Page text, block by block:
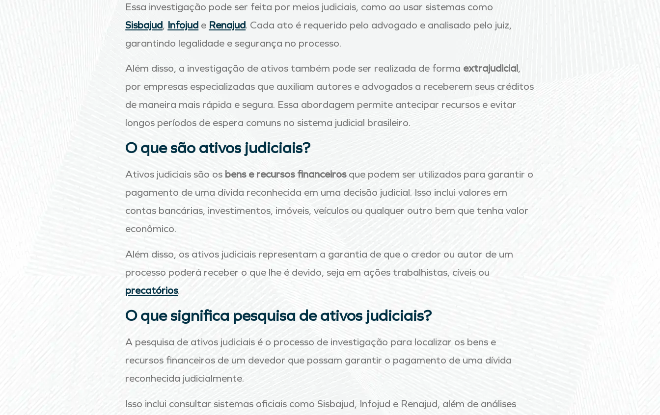
Essa investigação pode ser feita por meios judiciais, como ao usar sistemas como
Sisbajud, Infojud e Renajud. Cada ato é requerido pelo advogado e analisado pelo juiz,
garantindo legalidade e segurança no processo.
Além disso, a investigação de ativos também pode ser realizada de forma extrajudicial,
por empresas especializadas que auxiliam autores e advogados a receberem seus créditos
de maneira mais rápida e segura. Essa abordagem permite antecipar recursos e evitar
longos períodos de espera comuns no sistema judicial brasileiro.
O que são ativos judiciais?
Ativos judiciais são os bens e recursos financeirosque podem ser utilizados para garantir o
pagamento de uma dívida reconhecida em uma decisão judicial. Isso inclui valores em
contas bancárias, investimentos, imóveis, veículos ou qualquer outro bem que tenha valor
econômico.
Além disso, os ativos judiciais representam a garantia de que o credor ou autor de um
processo poderá receber o que lhe é devido, seja em ações trabalhistas, cíveis ou
precatórios.
O que significa pesquisa de ativos judiciais?
A pesquisa de ativos judiciais é o processo de investigação para localizar os bens e
recursos financeiros de um devedor que possam garantir o pagamento de uma dívida
reconhecida judicialmente.
Isso inclui consultar sistemas oficiais como Sisbajud, Infojud e Renajud, além de análises